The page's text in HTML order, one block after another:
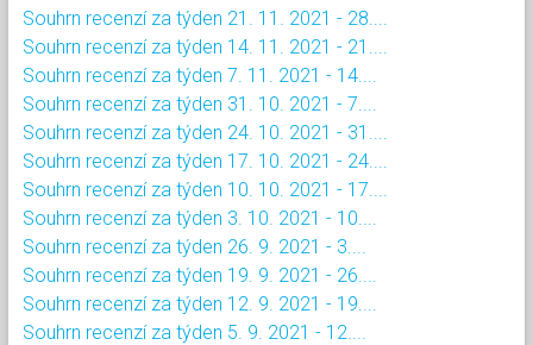
Souhrn recenzí za týden 21. 11. 2021 - 28....
Souhrn recenzí za týden 14. 11. 2021 - 21....
Souhrn recenzí za týden 7. 11. 2021 - 14....
Souhrn recenzí za týden 31. 10. 2021 - 7....
Souhrn recenzí za týden 24. 10. 2021 - 31....
Souhrn recenzí za týden 17. 10. 2021 - 24....
Souhrn recenzí za týden 10. 10. 2021 - 17....
Souhrn recenzí za týden 3. 10. 2021 - 10....
Souhrn recenzí za týden 26. 9. 2021 - 3....
Souhrn recenzí za týden 19. 9. 2021 - 26....
Souhrn recenzí za týden 12. 9. 2021 - 19....
Souhrn recenzí za týden 5. 9. 2021 - 12....